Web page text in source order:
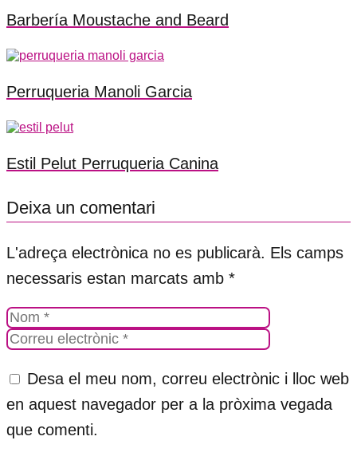
Barbería Moustache and Beard
Perruqueria Manoli Garcia
Estil Pelut Perruqueria Canina
Deixa un comentari
L'adreça electrònica no es publicarà. Els camps
necessaris estan marcats amb *
Desa el meu nom, correu electrònic i lloc web
en aquest navegador per a la pròxima vegada
que comenti.